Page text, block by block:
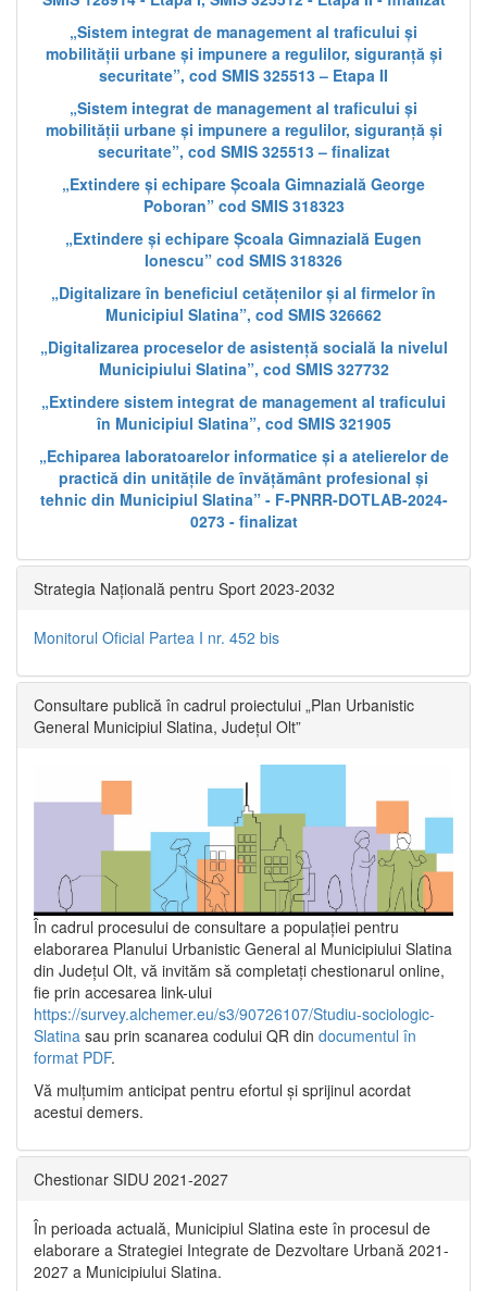
„Sistem integrat de management al traficului și
mobilității urbane și impunere a regulilor, siguranță și
securitate”, cod SMIS 325513 – Etapa II
„Sistem integrat de management al traficului și
mobilității urbane și impunere a regulilor, siguranță și
securitate”, cod SMIS 325513 – finalizat
„Extindere și echipare Școala Gimnazială George
Poboran” cod SMIS 318323
„Extindere și echipare Școala Gimnazială Eugen
Ionescu” cod SMIS 318326
„Digitalizare în beneficiul cetățenilor și al firmelor în
Municipiul Slatina”, cod SMIS 326662
„Digitalizarea proceselor de asistență socială la nivelul
Municipiului Slatina”, cod SMIS 327732
„Extindere sistem integrat de management al traficului
în Municipiul Slatina”, cod SMIS 321905
„Echiparea laboratoarelor informatice și a atelierelor de
practică din unitățile de învățământ profesional și
tehnic din Municipiul Slatina” - F-PNRR-DOTLAB-2024-
0273 - finalizat
Strategia Națională pentru Sport 2023-2032
Monitorul Oficial Partea I nr. 452 bis
Consultare publică în cadrul proiectului „Plan Urbanistic
General Municipiul Slatina, Județul Olt”
În cadrul procesului de consultare a populaţiei pentru
elaborarea Planului Urbanistic General al Municipiului Slatina
din Județul Olt, vă invităm să completați chestionarul online,
fie prin accesarea link-ului
https://survey.alchemer.eu/s3/90726107/Studiu-sociologic-
Slatina sau prin scanarea codului QR din documentul în
format PDF.
Vă mulţumim anticipat pentru efortul şi sprijinul acordat
acestui demers.
Chestionar SIDU 2021-2027
În perioada actuală, Municipiul Slatina este în procesul de
elaborare a Strategiei Integrate de Dezvoltare Urbană 2021‐
2027 a Municipiului Slatina.